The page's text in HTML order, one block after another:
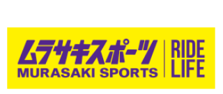
banpaku
Mr.K
chappy